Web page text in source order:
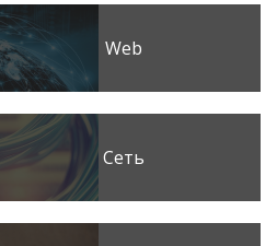
Web
Сеть